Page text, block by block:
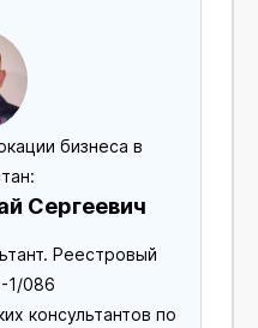
бизнеса в
Сергеевич
Реестровый
1/086
консультантов по